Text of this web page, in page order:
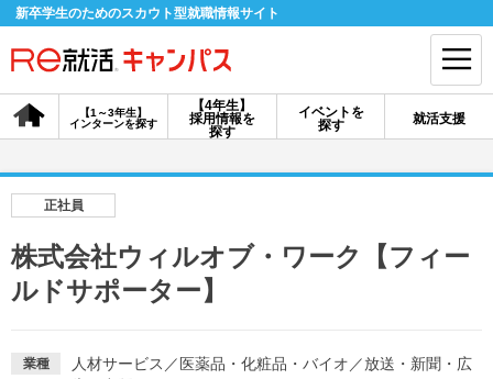
新卒学生のためのスカウト型就職情報サイト
【4年生】
採用情報を
探す
【1～3年生】
インターンを探す
イベントを
探す
就活支援
会員登録 ログイン
正社員
株式会社ウィルオブ・ワーク【フィー
ルドサポーター】
業種 人材サービス ／ 医薬品・化粧品・バイオ ／放送・新聞・広